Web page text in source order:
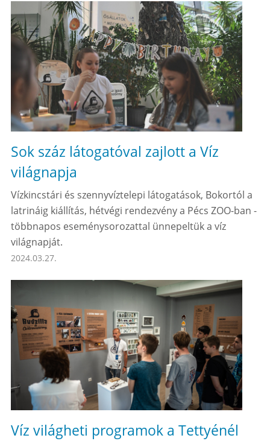
Sok száz látogatóval zajlott a Víz
világnapja
Vízkincstári és szennyvíztelepi látogatások, Bokortól a
latrináig kiállítás, hétvégi rendezvény a Pécs ZOO-ban -
többnapos eseménysorozattal ünnepeltük a víz
világnapját.
2024.03.27.
Víz világheti programok a Tettyénél